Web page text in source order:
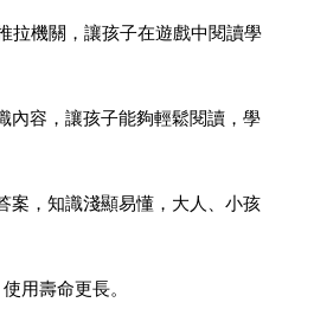
拉機關，讓孩子在遊戲中閱讀學
內容，讓孩子能夠輕鬆閱讀，學
案，知識淺顯易懂，大人、小孩
用壽命更長。